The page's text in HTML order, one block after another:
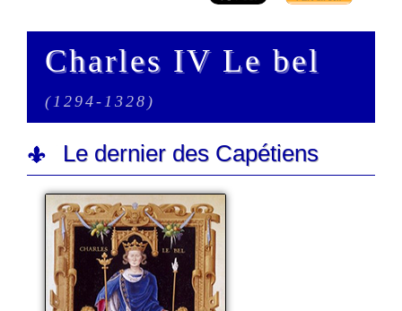
Charles IV Le bel
(1294-1328)
Le dernier des Capétiens